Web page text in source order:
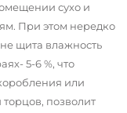
сухо и
При этом нередко
щита влажность
5-6 %, что
или
позволит